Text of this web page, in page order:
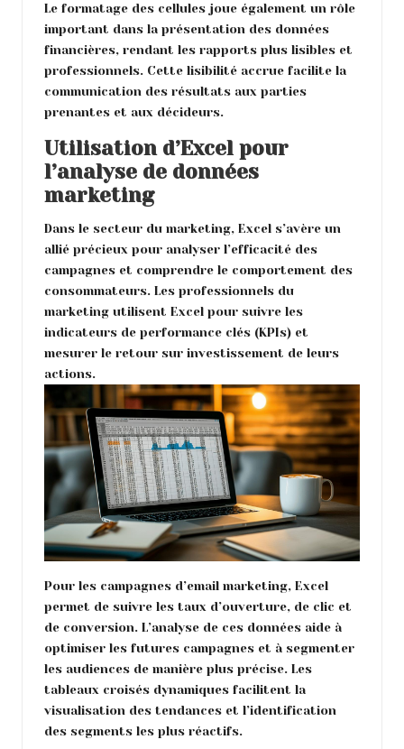
Le formatage des cellules joue également un rôle
important dans la présentation des données
financières, rendant les rapports plus lisibles et
professionnels. Cette lisibilité accrue facilite la
communication des résultats aux parties
prenantes et aux décideurs.
Utilisation d’Excel pour
l’analyse de données
marketing
Dans le secteur du marketing, Excel s’avère un
allié précieux pour analyser l’efficacité des
campagnes et comprendre le comportement des
consommateurs. Les professionnels du
marketing utilisent Excel pour suivre les
indicateurs de performance clés (KPIs) et
mesurer le retour sur investissement de leurs
actions.
Pour les campagnes d’email marketing, Excel
permet de suivre les taux d’ouverture, de clic et
de conversion. L’analyse de ces données aide à
optimiser les futures campagnes et à segmenter
les audiences de manière plus précise. Les
tableaux croisés dynamiques facilitent la
visualisation des tendances et l’identification
des segments les plus réactifs.